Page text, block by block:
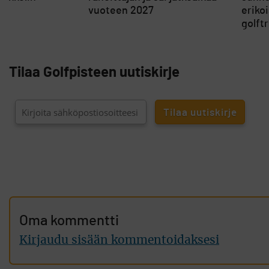
vuoteen 2027
Tilaa Golfpisteen uutiskirje
Oma kommentti
Kirjaudu sisään kommentoidaksesi